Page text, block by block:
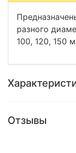
разного
100, 120, 150
Отзывы